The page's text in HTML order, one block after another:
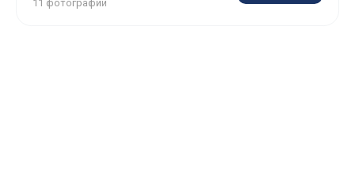
11 фотографий